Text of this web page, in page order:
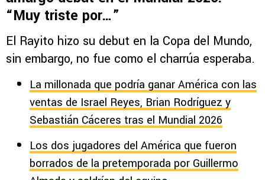
“Muy triste por…”
El Rayito hizo su debut en la Copa del Mundo,
sin embargo, no fue como el charrúa esperaba.
La millonada que podría ganar América con las
ventas de Israel Reyes, Brian Rodríguez y
Sebastián Cáceres tras el Mundial 2026
Los dos jugadores del América que fueron
borrados de la pretemporada por Guillermo